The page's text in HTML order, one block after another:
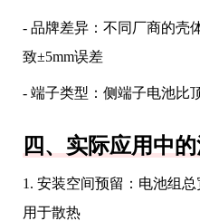
- 品牌差异：不同厂商的壳
致±5mm误差
- 端子类型：侧端子电池比
四、实际应用中
1. 安装空间预留：电池组
用于散热